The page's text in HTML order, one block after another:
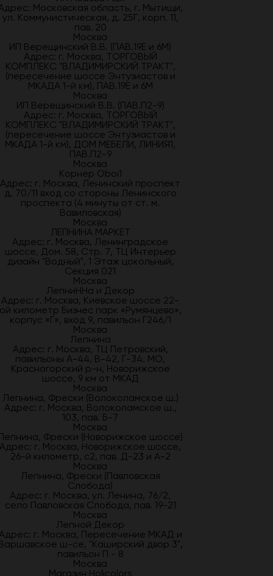
Московская область, г. Мытищи,
ул. Коммунистическая, д. 25Г, корп. 11,
пав. 20
Москва
ИП Верещинский В.В. (ПАВ.19Е и 6М)
Адрес: г. Москва, ТОРГОВЫЙ
КОМПЛЕКС "ВЛАДИМИРСКИЙ ТРАКТ",
(пересечение шоссе Энтузиастов и
МКАДА 1-й км), ПАВ.19Е и 6М
Москва
ИП Верещинский В.В. (ПАВ.П2-9)
Адрес: г. Москва, ТОРГОВЫЙ
КОМПЛЕКС "ВЛАДИМИРСКИЙ ТРАКТ",
(пересечение шоссе Энтузиастов и
МКАДА 1-й км), ДОМ МЕБЕЛИ, ЛИНИЯ1,
ПАВ.П2-9
Москва
Корнер Oboi1
Адрес: г. Москва, Ленинский проспект
д. 70/11 вход со стороны Ленинского
проспекта (4 минуты от ст. м.
Вавиловская)
Москва
ЛЕПНИНА МАРКЕТ
Адрес: г. Москва, Ленинградское
шоссе, Дом. 58, Стр. 7, ТЦ Интерьер
дизайн "Водный", 1 Этаж цокольный,
Секция 021
Москва
ЛепниННа и Декор
Адрес: г. Москва, Киевское шоссе 22-
километр Бизнес парк «Румянцево»,
корпус «Г», вход 9, павильон Г246/1
Москва
Лепнина
Адрес: г. Москва, ТЦ Петровский,
павильоны А-44, В-42, Г-34. МО,
Красногорский р-н, Новорижское
шоссе, 9 км от МКАД
Москва
Лепнина, Фрески (Волоколамское ш.)
Адрес: г. Москва, Волоколамское ш.,
103, пав. Б-7
Москва
Фрески (Новорижское шоссе)
Адрес: г. Москва, Новорижское шоссе,
26-й километр, с2, пав. Д-23 и А-2
Москва
Лепнина, Фрески (Павловская
Слобода)
Адрес: г. Москва, ул. Ленина, 76/2,
село Павловская Слобода, пав. 19-21
Москва
Лепной Декор
г. Москва, Пересечение МКАД и
ш-се, "Каширский двор 3",
павильон П - 8
Москва
Магазин Holicolors